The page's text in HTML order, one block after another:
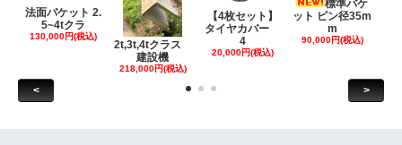
法面バケット 2.
5~4tクラ
130,000円(税込)
2t,3t,4tクラス
建設機
218,000円(税込)
【4枚セット】
タイヤカバー
4
20,000円(税込)
標準バケ
ット ピン径35m
m
90,000円(税込)
< >